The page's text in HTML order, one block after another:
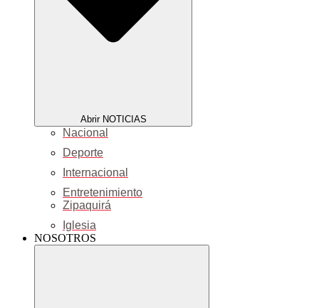
Abrir NOTICIAS
Nacional
Deporte
Internacional
Entretenimiento
Zipaquirá
Iglesia
NOSOTROS